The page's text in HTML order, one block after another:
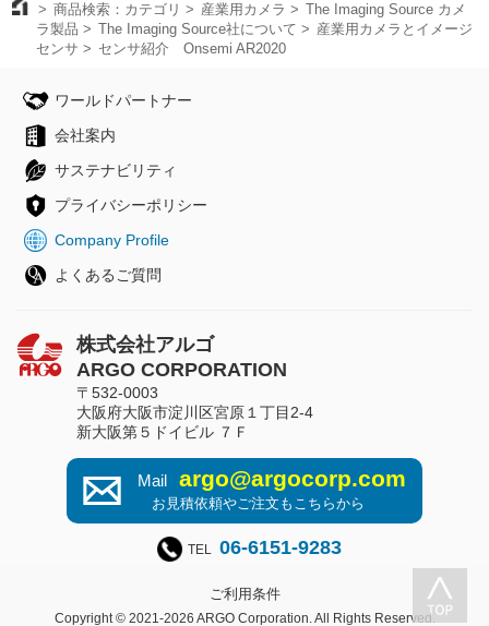
商品検索：カテゴリ 産業用カメラ
The Imaging Source カメ
ラ製品
The Imaging Source社について
産業用カメラとイメージ
センサ
センサ紹介 Onsemi AR2020
ワールドパートナー
会社案内
サステナビリティ
プライバシーポリシー
Company Profile
よくあるご質問
株式会社アルゴ
ARGO CORPORATION
〒532-0003
大阪府大阪市淀川区宮原１丁目2-4
新大阪第５ドイビル ７Ｆ
Mail argo@argocorp.com
お見積依頼やご注文もこちらから
TEL 06-6151-9283
ご利用条件
Copyright © 2021-2026 ARGO Corporation. All Rights Reserved.